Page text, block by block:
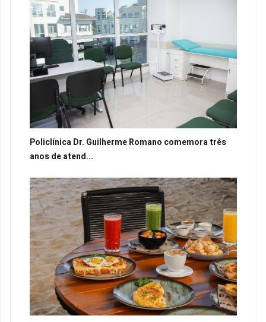
Policlínica Dr. Guilherme Romano comemora três
anos de atend...